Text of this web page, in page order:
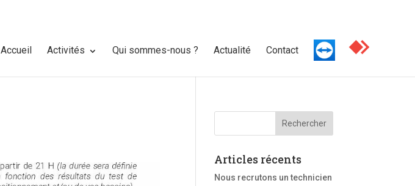
Accueil Activités Qui sommes-nous ? Actualité Contact
Articles récents
Nous recrutons un technicien